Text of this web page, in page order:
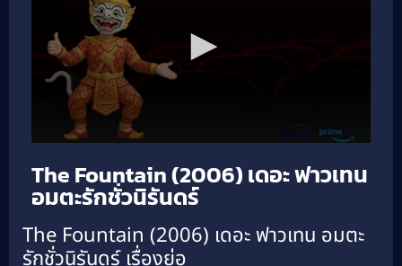
The Fountain (2006) เดอะ ฟาวเทน
อมตะรักชั่วนิรันดร์
The Fountain (2006) เดอะ ฟาวเทน อมตะ
รักชั่วนิรันดร์ เรื่องย่อ